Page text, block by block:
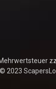
© 2023